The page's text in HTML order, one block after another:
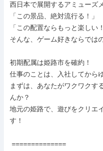
西日本で展開するアミューズ
「この景品、絶対流行る！」
「この配置ならもっと楽しい！
そんな、ゲーム好きならでは
初期配属は姫路市を確約！
仕事のことは、入社してから
まずは、あなたがワクワクす
んか？
地元の姫路で、遊びをクリエ
す！